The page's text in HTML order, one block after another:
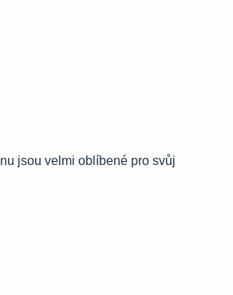
jsou velmi oblíbené pro svůj